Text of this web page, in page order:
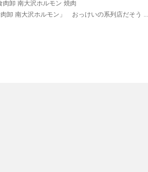
肉卸 南大沢ホルモン 焼肉
卸 南大沢ホルモン」 おっけいの系列店だそう ...